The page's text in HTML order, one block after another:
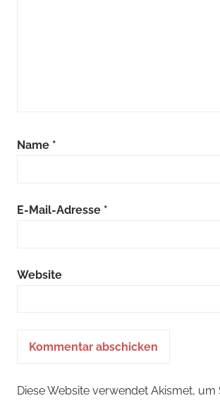
Name *
E-Mail-Adresse *
Website
Diese Website verwendet Akismet, um